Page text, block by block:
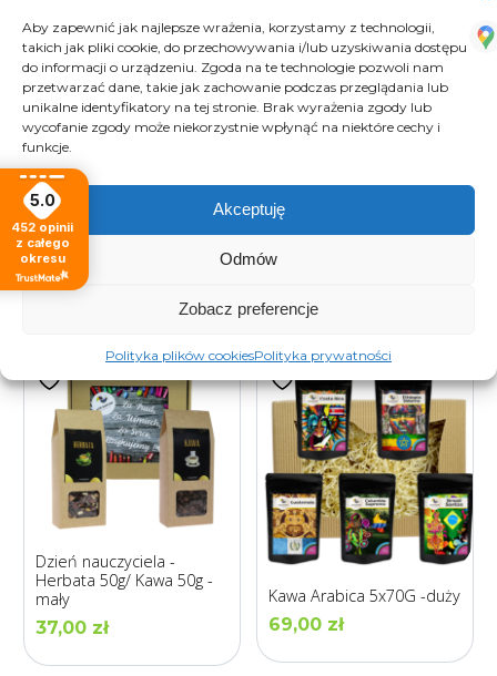
Aby zapewnić jak najlepsze wrażenia, korzystamy z technologii,
takich jak pliki cookie, do przechowywania i/lub uzyskiwania dostępu
do informacji o urządzeniu. Zgoda na te technologie pozwoli nam
przetwarzać dane, takie jak zachowanie podczas przeglądania lub
unikalne identyfikatory na tej stronie. Brak wyrażenia zgody lub
wycofanie zgody może niekorzystnie wpłynąć na niektóre cechy i
funkcje.
Akceptuję
Odmów
Zobacz preferencje
Polityka plików cookiesPolityka prywatności
Kawa o wyrafinowanym smaku, w której
pobrzmiewają nuty syropu klonowego i delikatnych,
świeżo zebranych orzechów włoskich o niewielkiej
kwaskowości;
Kawa, która jest zbierane ręcznie, z najwyższą
starannością, a do sprzedaży trafiają wyłącznie w pełni
dojrzałe, najwyższej jakości ziarna o średniej zawartości
kofeiny jest wyjątkowo bogata w składniki mineralne.
Podobne produkty
Dzień nauczyciela -
Herbata 50g/ Kawa 50g -
mały
37,00 zł
Kawa Arabica 5x70G -duży
69,00 zł
5.0
452 opinii
z całego
okresu